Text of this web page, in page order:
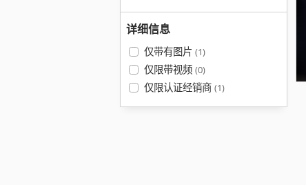
详细信息
仅带有图片 (1)
仅限带视频 (0)
仅限认证经销商 (1)